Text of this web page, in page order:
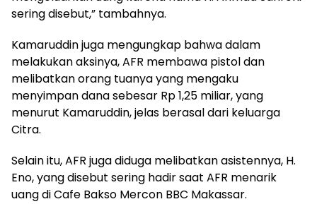
sering disebut,” tambahnya.
Kamaruddin juga mengungkap bahwa dalam
melakukan aksinya, AFR membawa pistol dan
melibatkan orang tuanya yang mengaku
menyimpan dana sebesar Rp 1,25 miliar, yang
menurut Kamaruddin, jelas berasal dari keluarga
Citra.
Selain itu, AFR juga diduga melibatkan asistennya, H.
Eno, yang disebut sering hadir saat AFR menarik
uang di Cafe Bakso Mercon BBC Makassar.